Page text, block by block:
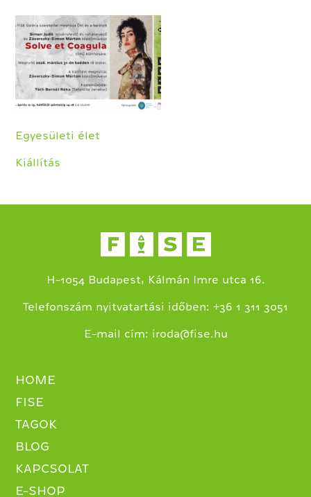
Egyesületi élet
Kiállítás
H-1054 Budapest, Kálmán Imre utca 16.
Telefonszám nyitvatartási időben: +36 1 311 3051
E-mail cím: iroda@fise.hu
HOME
FISE
TAGOK
BLOG
KAPCSOLAT
E-SHOP